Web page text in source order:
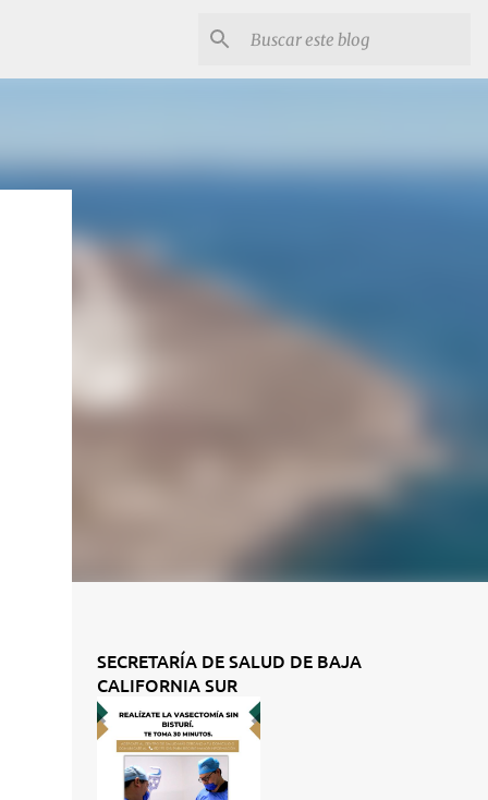
SECRETARÍA DE SALUD DE BAJA
CALIFORNIA SUR